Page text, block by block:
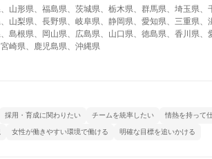
山形県、福島県、茨城県、栃木県、群馬県、埼玉県、
山梨県、長野県、岐阜県、静岡県、愛知県、三重県、
島根県、岡山県、広島県、山口県、徳島県、香川県、
崎県、鹿児島県、沖縄県
採用・育成に関わりたい チームを統率したい 情熱を持って
女性が働きやすい環境で働ける 明確な目標を追いかける